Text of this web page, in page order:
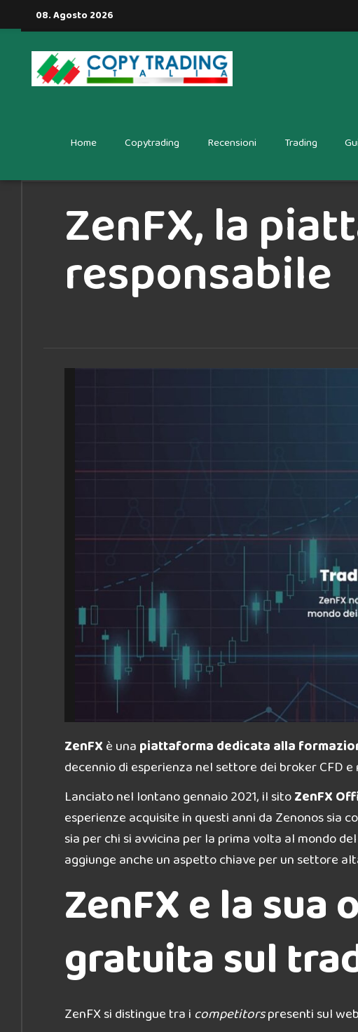
08. Agosto 2026
Home Copytrading Recensioni Trading
ZenFX, la
responsabile
ZenFX è una piattaforma dedicata alla
decennio di esperienza nel settore dei broker CFD
Lanciato nel lontano gennaio 2021, il sitoZenFX
esperienze acquisite in questi anni da Zenonos sia
sia per chi si avvicina per la prima volta al mondo
aggiunge anche un aspetto chiave per un settore
ZenFX e la
gratuita sul
ZenFX si distingue tra i competitorspresenti sul